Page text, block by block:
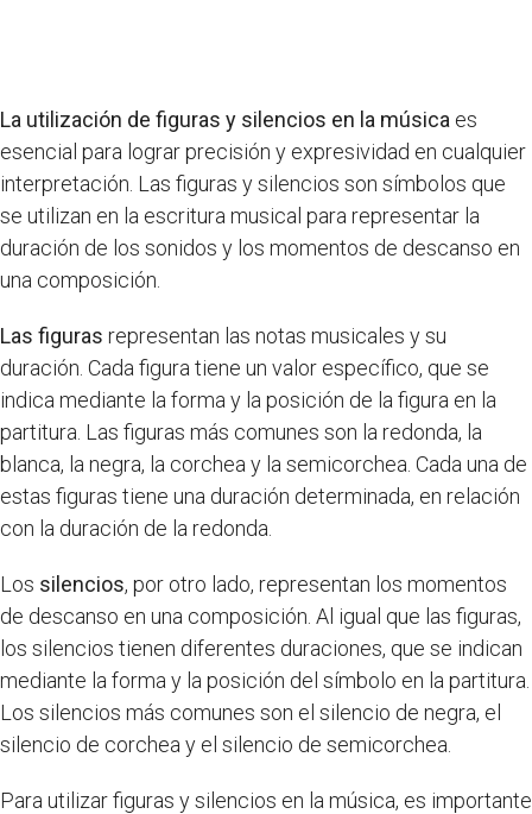
La utilización de figuras y silencios en la música es
esencial para lograr precisión y expresividad en cualquier
interpretación. Las figuras y silencios son símbolos que
se utilizan en la escritura musical para representar la
duración de los sonidos y los momentos de descanso en
una composición.
Las figuras representan las notas musicales y su
duración. Cada figura tiene un valor específico, que se
indica mediante la forma y la posición de la figura en la
partitura. Las figuras más comunes son la redonda, la
blanca, la negra, la corchea y la semicorchea. Cada una de
estas figuras tiene una duración determinada, en relación
con la duración de la redonda.
Los silencios, por otro lado, representan los momentos
de descanso en una composición. Al igual que las figuras,
los silencios tienen diferentes duraciones, que se indican
mediante la forma y la posición del símbolo en la partitura.
Los silencios más comunes son el silencio de negra, el
silencio de corchea y el silencio de semicorchea.
Para utilizar figuras y silencios en la música, es importante